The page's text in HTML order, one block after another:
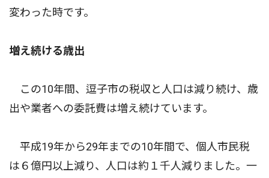
変わった時です。
増え続ける歳出
この10年間、逗子市の税収と人口は減り続け、歳
出や業者への委託費は増え続けています。
平成19年から29年までの10年間で、個人市民税
は６億円以上減り、人口は約１千人減りました。一